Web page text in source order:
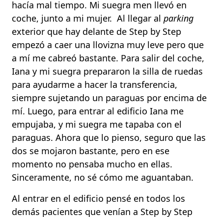
hacía mal tiempo. Mi suegra men llevó en
coche, junto a mi mujer. Al llegar al parking
exterior que hay delante de Step by Step
empezó a caer una llovizna muy leve pero que
a mí me cabreó bastante. Para salir del coche,
Iana y mi suegra prepararon la silla de ruedas
para ayudarme a hacer la transferencia,
siempre sujetando un paraguas por encima de
mí. Luego, para entrar al edificio Iana me
empujaba, y mi suegra me tapaba con el
paraguas. Ahora que lo pienso, seguro que las
dos se mojaron bastante, pero en ese
momento no pensaba mucho en ellas.
Sinceramente, no sé cómo me aguantaban.
Al entrar en el edificio pensé en todos los
demás pacientes que venían a Step by Step